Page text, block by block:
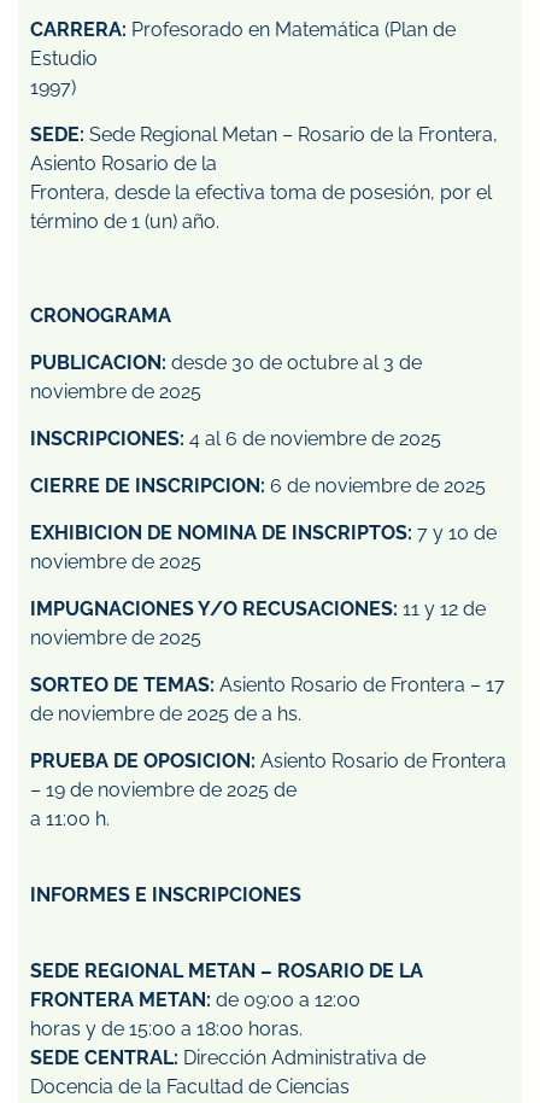
CARRERA: Profesorado en Matemática (Plan de
Estudio
1997)
SEDE: Sede Regional Metan – Rosario de la Frontera,
Asiento Rosario de la
Frontera, desde la efectiva toma de posesión, por el
término de 1 (un) año.
CRONOGRAMA
PUBLICACION: desde 30 de octubre al 3 de
noviembre de 2025
INSCRIPCIONES: 4 al 6 de noviembre de 2025
CIERRE DE INSCRIPCION: 6 de noviembre de 2025
EXHIBICION DE NOMINA DE INSCRIPTOS: 7 y 10 de
noviembre de 2025
IMPUGNACIONES Y/O RECUSACIONES: 11 y 12 de
noviembre de 2025
SORTEO DE TEMAS: Asiento Rosario de Frontera – 17
de noviembre de 2025 de a hs.
PRUEBA DE OPOSICION: Asiento Rosario de Frontera
– 19 de noviembre de 2025 de
a 11:00 h.
INFORMES E INSCRIPCIONES
SEDE REGIONAL METAN – ROSARIO DE LA
FRONTERA METAN: de 09:00 a 12:00
horas y de 15:00 a 18:00 horas.
SEDE CENTRAL: Dirección Administrativa de
Docencia de la Facultad de Ciencias